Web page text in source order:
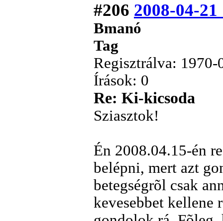
#206 2008-04-21
Bmanó
Tag
Regisztrálva: 1970-
Írások: 0
Re: Ki-kicsoda
Sziasztok!
Én 2008.04.15-én
belépni, mert azt
betegségrõl csak
kevesebbet kellene